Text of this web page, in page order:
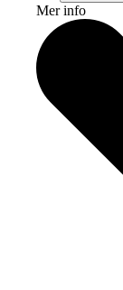
Mer info